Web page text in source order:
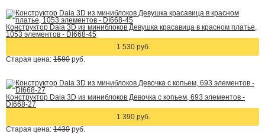
Конструктор Daia 3D из миниблоков Девушка красавица в красном платье,
1053 элементов - DI668-45
1 530 руб.
Старая цена: 1580 руб.
Конструктор Daia 3D из миниблоков Девочка с копьем, 693 элементов -
DI668-27
1 390 руб.
Старая цена: 1430 руб.